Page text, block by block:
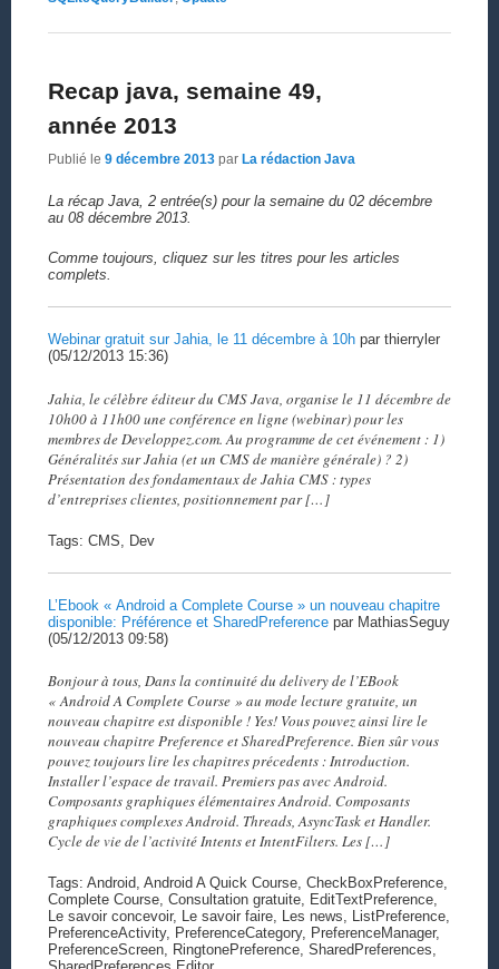
Recap java, semaine 49,
année 2013
Publié le 9 décembre 2013 par La rédaction Java
La récap Java, 2 entrée(s) pour la semaine du 02 décembre
au 08 décembre 2013.
Comme toujours, cliquez sur les titres pour les articles
complets.
Webinar gratuit sur Jahia, le 11 décembre à 10hpar thierryler
(05/12/2013 15:36)
Jahia, le célèbre éditeur du CMS Java, organise le 11 décembre de
10h00 à 11h00 une conférence en ligne (webinar) pour les
membres de Developpez.com. Au programme de cet événement : 1)
Généralités sur Jahia (et un CMS de manière générale) ? 2)
Présentation des fondamentaux de Jahia CMS : types
d’entreprises clientes, positionnement par […]
Tags: CMS, Dev
L’Ebook « Android a Complete Course » un nouveau chapitre
disponible: Préférence et SharedPreferencepar MathiasSeguy
(05/12/2013 09:58)
Bonjour à tous, Dans la continuité du delivery de l’EBook
« Android A Complete Course » au mode lecture gratuite, un
nouveau chapitre est disponible ! Yes! Vous pouvez ainsi lire le
nouveau chapitre Preference et SharedPreference. Bien sûr vous
pouvez toujours lire les chapitres précedents : Introduction.
Installer l’espace de travail. Premiers pas avec Android.
Composants graphiques élémentaires Android. Composants
graphiques complexes Android. Threads, AsyncTask et Handler.
Cycle de vie de l’activité Intents et IntentFilters. Les […]
Tags: Android, Android A Quick Course, CheckBoxPreference,
Complete Course, Consultation gratuite, EditTextPreference,
Le savoir concevoir, Le savoir faire, Les news, ListPreference,
PreferenceActivity, PreferenceCategory, PreferenceManager,
PreferenceScreen, RingtonePreference, SharedPreferences,